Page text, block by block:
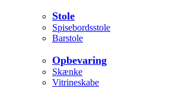
Stole
Spisebordsstole
Barstole
Opbevaring
Skænke
Vitrineskabe